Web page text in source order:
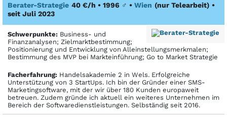
Berater-Strategie 40 €/h • 1996 ♂ • Wien (nur Telearbeit) •
seit Juli 2023
Schwerpunkte: Business- und
Finanzanalysen; Zielmarktbestimmung;
Positionierung und Entwicklung von Alleinstellungsmerkmalen;
Bestimmung des MVP bei Markteinführung; Go to Market Strategie
Facher­fahrung: Handelsakademie 2 in Wels. Erfolgreiche
Unterstützung von 3 StartUps. Ich bin der Gründer einer SMS-
Marketingsoftware, mit der wir über 180 Kunden europaweit
betreuen. Zudem gründe ich aktuell ein weiteres Unternehmen im
Bereich der Softwaredienstleistungen. Selbständig seit 2016.